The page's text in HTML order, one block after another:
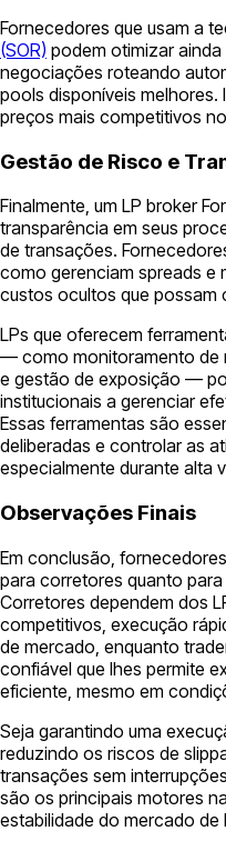
Fornecedores que usam a
(SOR) podem otimizar
negociações roteando
pools disponíveis
preços mais competitivos
Gestão de Risco e
Finalmente, um LP broker
transparência em seus
de transações.
como gerenciam spreads e
custos ocultos que possam
LPs que oferecem
— como monitoramento de
e gestão de exposição —
institucionais a gerenciar
Essas ferramentas são
deliberadas e controlar as
especialmente durante alta
Observações Finais
Em conclusão,
para corretores quanto para
Corretores dependem dos
competitivos, execução
de mercado, enquanto
confiável que lhes permite
eficiente, mesmo em
Seja garantindo uma
reduzindo os riscos de
transações sem
são os principais motores
estabilidade do mercado de